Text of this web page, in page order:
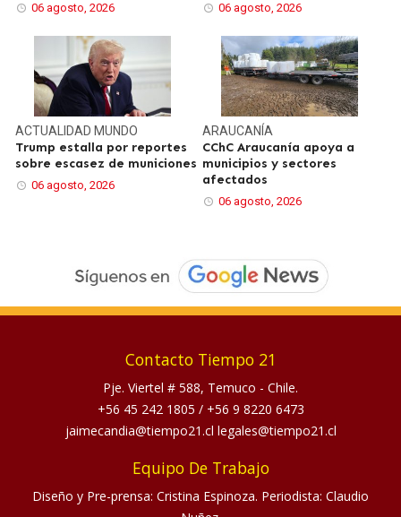
06 agosto, 2026 06 agosto, 2026
ACTUALIDAD MUNDO
Trump estalla por reportes
sobre escasez de municiones
06 agosto, 2026
ARAUCANÍA
CChC Araucanía apoya a
municipios y sectores
afectados
06 agosto, 2026
Contacto Tiempo 21
Pje. Viertel # 588, Temuco - Chile.
+56 45 242 1805 / +56 9 8220 6473
jaimecandia@tiempo21.cl legales@tiempo21.cl
Equipo De Trabajo
Diseño y Pre-prensa: Cristina Espinoza. Periodista: Claudio